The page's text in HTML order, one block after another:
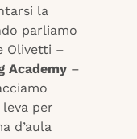
la
parliamo
Olivetti –
Academy –
per
d’aula